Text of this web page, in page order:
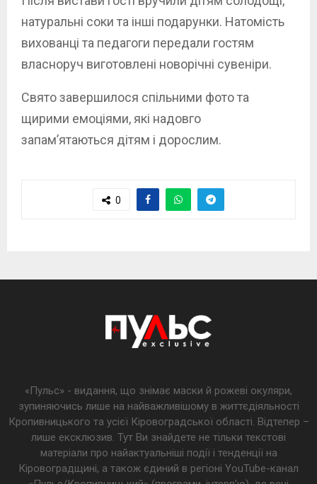
натуральні соки та інші подарунки. Натомість
вихованці та педагоги передали гостям
власноруч виготовлені новорічні сувеніри.
Свято завершилося спільними фото та
щирими емоціями, які надовго
запам’ятаються дітям і дорослим.
0
«Пульс» - видання, що знімає маски й рожеві окуляри,
зупиняючись лише на найважливішому в життєдіяльності
Кропивницького та усієї Кіровоградської області. Відтепер –
лише ексклюзив. Тут Ви знайдете не тільки текстові
матеріали про найактуальніші події і тенденції на
Кіровоградщині, а також єдиний в регіоні YouTube-канал